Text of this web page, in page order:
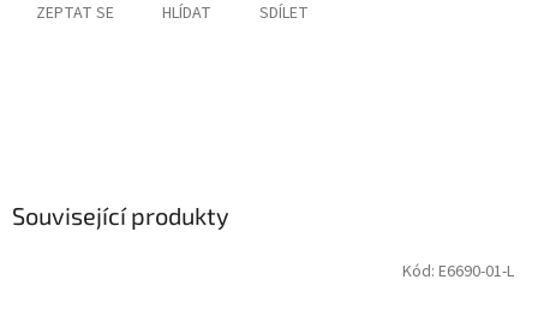
ZEPTAT SE HLÍDAT SDÍLET
Související produkty
Kód: E6690-01-L